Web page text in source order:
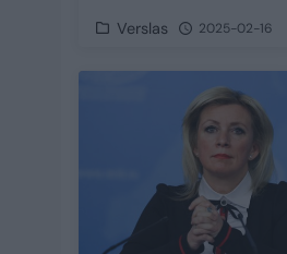
Verslas 2025-02-16